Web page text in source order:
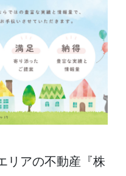
リアの不動産『株